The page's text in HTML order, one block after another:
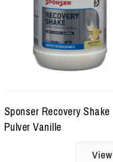
Sponser Recovery Shake
Pulver Vanille
View